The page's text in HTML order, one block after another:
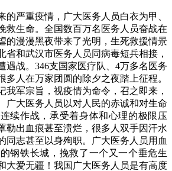
重疫情，广大医务人员白衣为甲、
救生命。全国数百万名医务人员奋战在
的漫漫黑夜带来了光明，生死救援情景
省和武汉市医务人员同病毒短兵相接，
遇战。346支国家医疗队、4万多名医务
多人在万家团圆的除夕之夜踏上征程。
我军宗旨，视疫情为命令，召之即来，
广大医务人员以对人民的赤诚和对生命
续作战，承受着身体和心理的极限压
勒出血痕甚至溃烂，很多人双手因汗水
同志甚至以身殉职。广大医务人员用血
钢铁长城，挽救了一个又一个垂危生
大爱无疆！我国广大医务人员是有高度